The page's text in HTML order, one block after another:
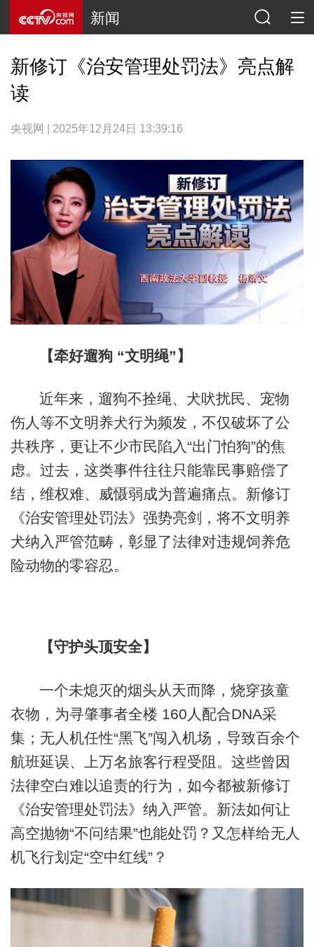
新闻
新修订《治安管理处罚法》亮点解
读
央视网 | 2025年12月24日 13:39:16
【牵好遛狗 “文明绳”】
近年来，遛狗不拴绳、犬吠扰民、宠物
伤人等不文明养犬行为频发，不仅破坏了公
共秩序，更让不少市民陷入“出门怕狗”的焦
虑。过去，这类事件往往只能靠民事赔偿了
结，维权难、威慑弱成为普遍痛点。新修订
《治安管理处罚法》强势亮剑，将不文明养
犬纳入严管范畴，彰显了法律对违规饲养危
险动物的零容忍。
【守护头顶安全】
一个未熄灭的烟头从天而降，烧穿孩童
衣物，为寻肇事者全楼 160人配合DNA采
集；无人机任性“黑飞”闯入机场，导致百余个
航班延误、上万名旅客行程受阻。这些曾因
法律空白难以追责的行为，如今都被新修订
《治安管理处罚法》纳入严管。新法如何让
高空抛物“不问结果”也能处罚？又怎样给无人
机飞行划定“空中红线”？